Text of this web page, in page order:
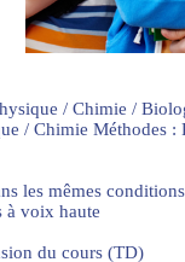
/ Chimie /
/ Chimie Méthodes
les mêmes
à voix haute
du cours (TD)